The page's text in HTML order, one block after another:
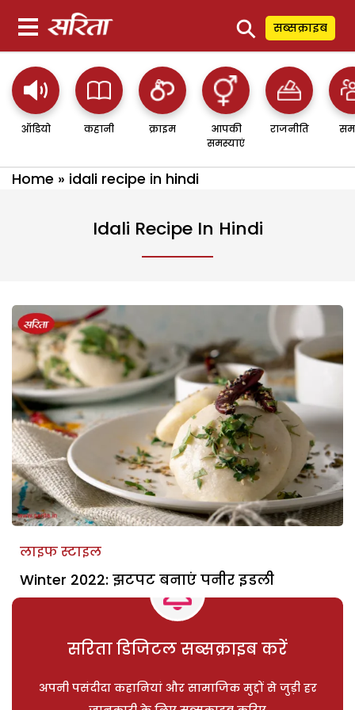
⚲ सब्सक्राइब
ऑडियो कहानी क्राइम
आपकी
समस्याएं
राजनीति
Home » idali recipe in hindi
Idali Recipe In Hindi
लाइफ स्टाइल
Winter 2022: झटपट बनाएं पनीर इडली
सरिता डिजिटल सब्सक्राइब करें
अपनी पसंदीदा कहानियां और सामाजिक मुद्दों से जुड़ी हर